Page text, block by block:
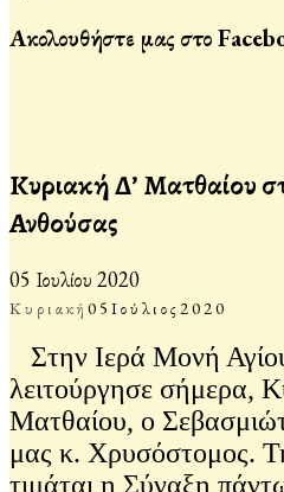
Ακολουθήστε μας στο
Κυριακή Δ’ Ματθαίου
Ανθούσας
05 Ιουλίου 2020
Κυριακή05 Ιούλιος2020
Στην Ιερά Μονή
λειτούργησε σήμερα,
Ματθαίου, ο
μας κ. Χρυσόστομος.
τιμάται η Σύναξη